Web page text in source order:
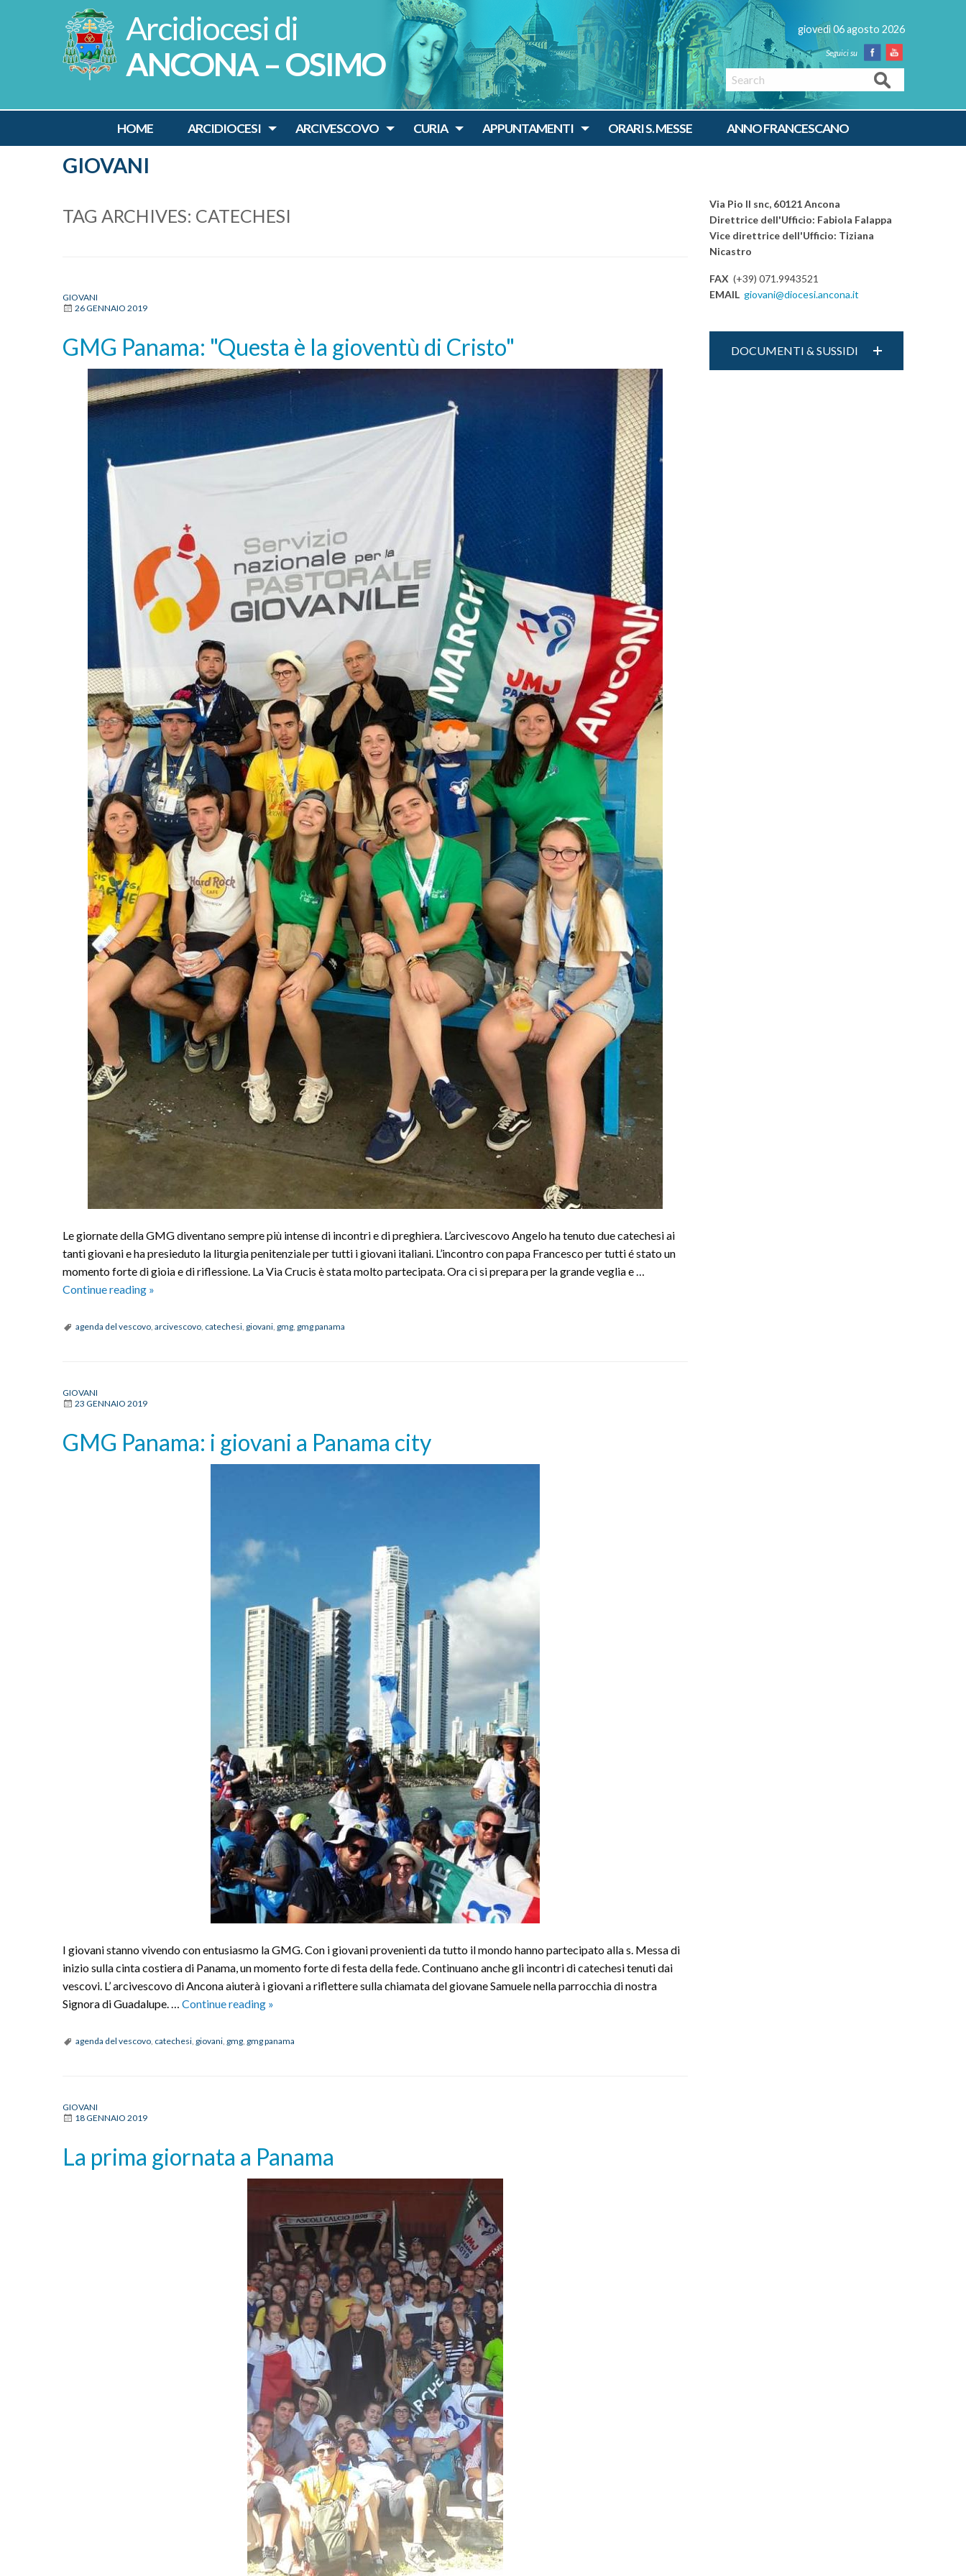
giovedì 06 agosto 2026
Facebook
Youtube
Search
GIOVANI
ANCONA – OSIMO
HOME ARCIDIOCESI ARCIVESCOVO CURIA APPUNTAMENTI ORARI S. MESSE ANNO FRANCESCANO
TAG ARCHIVES: CATECHESI
GIOVANI
26 GENNAIO 2019
GMG Panama: "Questa è la gioventù di Cristo"
Le giornate della GMG diventano sempre più intense di incontri e di preghiera. L’arcivescovo Angelo ha tenuto due catechesi ai
tanti giovani e ha presieduto la liturgia penitenziale per tutti i giovani italiani. L’incontro con papa Francesco per tutti é stato un
momento forte di gioia e di riflessione. La Via Crucis è stata molto partecipata. Ora ci si prepara per la grande veglia e …
Continue reading GMG
"Questa
»
agenda del vescovo arcivescovo catechesi giovani gmg gmg panama
GIOVANI
23 GENNAIO 2019
GMG Panama: i giovani a Panama city
I giovani stanno vivendo con entusiasmo la GMG. Con i giovani provenienti da tutto il mondo hanno partecipato alla s. Messa di
inizio sulla cinta costiera di Panama, un momento forte di festa della fede. Continuano anche gli incontri di catechesi tenuti dai
vescovi. L’ arcivescovo di Ancona aiuterà i giovani a riflettere sulla chiamata del giovane Samuele nella parrocchia di nostra
Signora di Guadalupe. … Continue reading GMG
i
»
agenda del vescovo catechesi giovani gmg gmg panama
GIOVANI
18 GENNAIO 2019
La prima giornata a Panama
Via Pio II snc, 60121 Ancona
Direttrice dell'Ufficio: Fabiola Falappa
Vice direttrice dell'Ufficio: Tiziana
Nicastro
FAX (+39) 071.9943521
EMAIL giovani@diocesi.ancona.it
DOCUMENTI & SUSSIDI